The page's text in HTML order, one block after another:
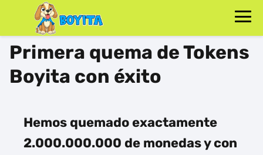
Primera quema de Tokens
Boyita con éxito
Hemos quemado exactamente
2.000.000.000 de monedas y con